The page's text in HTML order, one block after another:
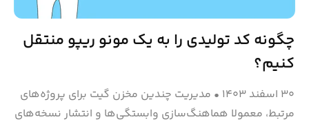
چگونه کد تولیدی را به یک مونو ریپو منتقل
کنیم؟
۳۰ اسفند ۱۴۰۳ • مدیریت چندین مخزن گیت برای پروژه‌های
مرتبط، معمولا هماهنگ‌سازی وابستگی‌ها و انتشار نسخه‌های